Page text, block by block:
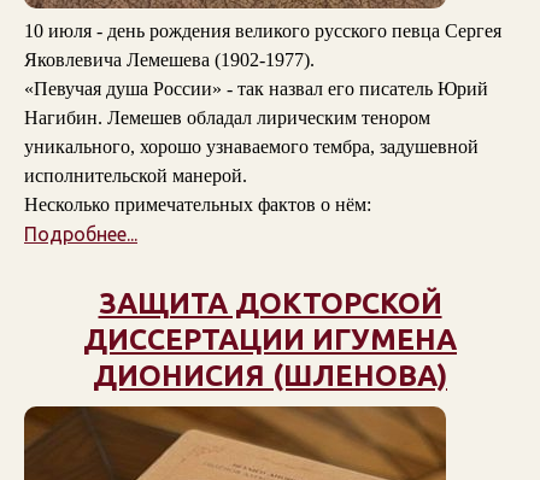
10 июля - день рождения великого русского певца Сергея
Яковлевича Лемешева (1902-1977).
«Певучая душа России» - так назвал его писатель Юрий
Нагибин. Лемешев обладал лирическим тенором
уникального, хорошо узнаваемого тембра, задушевной
исполнительской манерой.
Несколько примечательных фактов о нём:
Подробнее...
ЗАЩИТА ДОКТОРСКОЙ
ДИССЕРТАЦИИ ИГУМЕНА
ДИОНИСИЯ (ШЛЕНОВА)